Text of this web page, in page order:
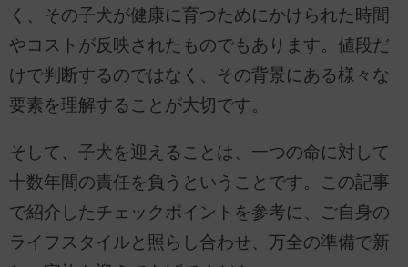
く、その子犬が健康に育つためにかけられた時間
やコストが反映されたものでもあります。値段だ
けで判断するのではなく、その背景にある様々な
要素を理解することが大切です。
そして、子犬を迎えることは、一つの命に対して
十数年間の責任を負うということです。この記事
で紹介したチェックポイントを参考に、ご自身の
ライフスタイルと照らし合わせ、万全の準備で新